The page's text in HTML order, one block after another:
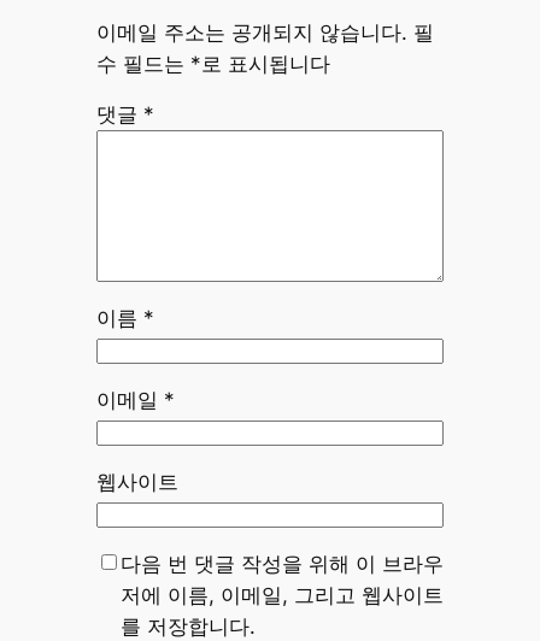
이메일 주소는 공개되지 않습니다. 필
수 필드는 * 로 표시됩니다
댓글 *
이름 *
이메일 *
웹사이트
다음 번 댓글 작성을 위해 이 브라우
저에 이름, 이메일, 그리고 웹사이트
를 저장합니다.